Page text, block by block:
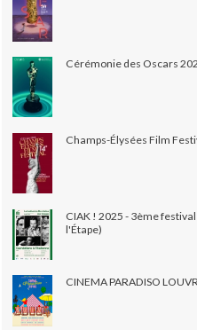
Cérémonie des Oscars
Champs-Élysées Film
CIAK ! 2025 - 3ème
l'Étape)
CINEMA PARADISO